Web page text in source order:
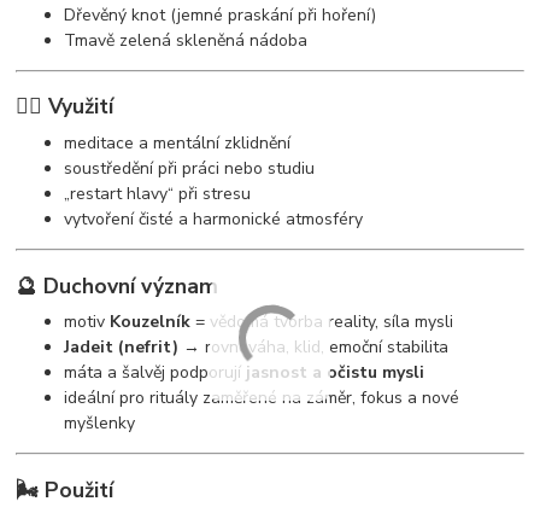
Dřevěný knot (jemné praskání při hoření)
Tmavě zelená skleněná nádoba
🧘‍♀️ Využití
meditace a mentální zklidnění
soustředění při práci nebo studiu
„restart hlavy“ při stresu
vytvoření čisté a harmonické atmosféry
🔮 Duchovní význam
motiv Kouzelník = vědomá tvorba reality, síla mysli
Jadeit (nefrit) → rovnováha, klid, emoční stabilita
máta a šalvěj podporují jasnost a očistu mysli
ideální pro rituály zaměřené na záměr, fokus a nové
myšlenky
🌬️ Použití